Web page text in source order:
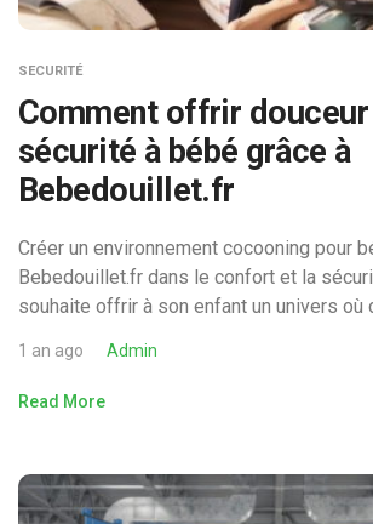
SECURITÉ
Comment offrir
sécurité à bébé grâce à
Bebedouillet.fr
Créer un environnement cocooning pour
Bebedouillet.fr dans le confort et la
souhaite offrir à son enfant un univers où
1 an ago Admin
Read More